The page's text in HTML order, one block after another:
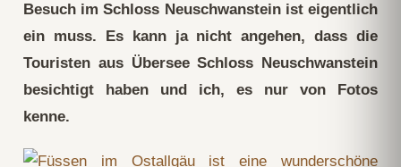
Besuch im Schloss Neuschwanstein ist eigentlich
ein muss. Es kann ja nicht angehen, dass die
Touristen aus Übersee Schloss Neuschwanstein
besichtigt haben und ich, es nur von Fotos
kenne.